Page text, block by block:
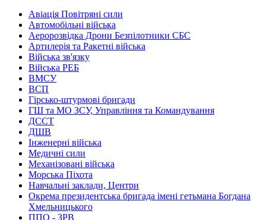
Авіація Повітряні сили
Автомобільні війська
Аеророзвідка Дрони Безпілотники СБС
Артилерія та Ракетні війська
Війська зв'язку
Війська РЕБ
ВМСУ
ВСП
Гірсько-штурмові бригади
ГШ та МО ЗСУ, Управління та Командування
ДССТ
ДШВ
Інженерні війська
Медичні сили
Механізовані війська
Морська Піхота
Навчальні заклади, Центри
Окрема президентська бригада імені гетьмана Богдана
Хмельницького
ППО - ЗРВ